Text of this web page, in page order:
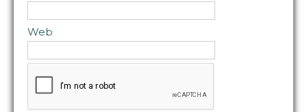
Web